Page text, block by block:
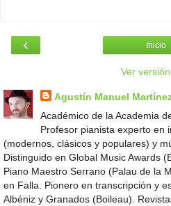
‹ Inicio
Ver
Agustín Manuel
Académico de la Academia
Profesor pianista experto en
(modernos, clásicos y populares) y
Distinguido en Global Music Awards
Piano Maestro Serrano (Palau de la
en Falla. Pionero en transcripción y
Albéniz y Granados (Boileau).